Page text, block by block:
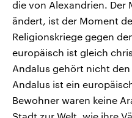
die von Alexandrien. Der
ändert, ist der Moment
Religionskriege gegen
europäisch ist gleich
Andalus gehört nicht
Andalus ist ein
Bewohner waren keine